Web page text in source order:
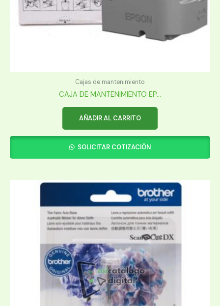
Cajas de mantenimiento
CAJA DE MANTENIMIENTO EP...
AÑADIR AL CARRITO
SOLICITAR COTIZACIÓN